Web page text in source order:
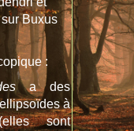
Buxus
:
a des
à
sont